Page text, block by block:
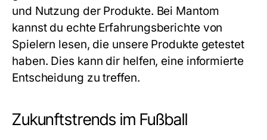
und Nutzung der Produkte. Bei Mantom
kannst du echte Erfahrungsberichte von
Spielern lesen, die unsere Produkte getestet
haben. Dies kann dir helfen, eine informierte
Entscheidung zu treffen.
Zukunftstrends im Fußball